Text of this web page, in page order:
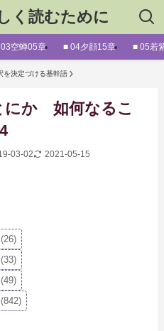
く読むために
空蝉05章 ■ 04夕顔15章 ■ 05若
を決定づける基幹語
にか 如何なるこ
03-02 2021-05-15
(26)
(33)
(49)
(842)